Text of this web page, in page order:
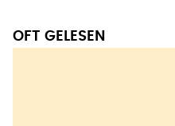
OFT GELESEN